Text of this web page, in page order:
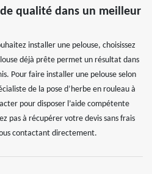
qualité dans un meilleur
installer une pelouse, choisissez
déjà prête permet un résultat dans
Pour faire installer une pelouse selon
de la pose d’herbe en rouleau à
pour disposer l’aide compétente
pas à récupérer votre devis sans frais
contactant directement.